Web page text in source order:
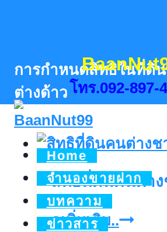
โทร.092-897-
Home
จำนองขายฝาก
บทความ
ข่าวสาร
การกำหนดสิทธิในที่ดิ
ต่างด้าว
สิทธิที่ดินคนต่า
ดูเพิ่มเติม..สิทธิ